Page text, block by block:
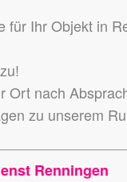
für Ihr Objekt in
Ort nach
zu unserem
Renningen